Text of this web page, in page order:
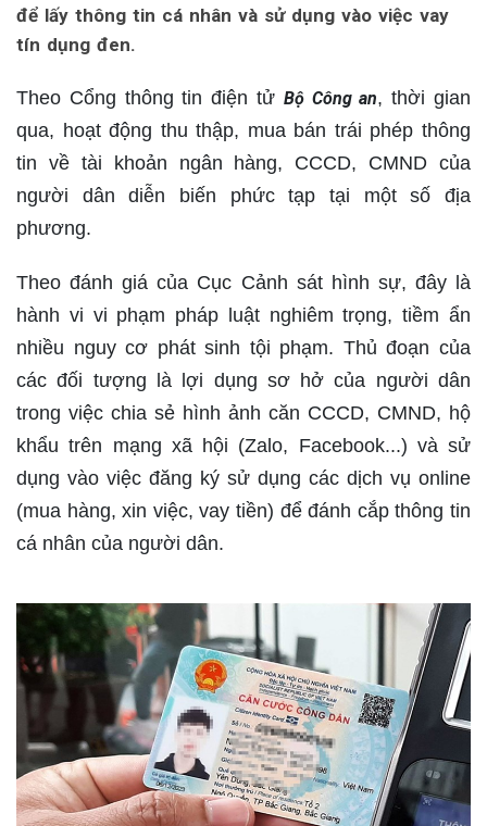
để lấy thông tin cá nhân và sử dụng vào việc vay
tín dụng đen.
Theo Cổng thông tin điện tử Bộ Công an, thời gian
qua, hoạt động thu thập, mua bán trái phép thông
tin về tài khoản ngân hàng, CCCD, CMND của
người dân diễn biến phức tạp tại một số địa
phương.
Theo đánh giá của Cục Cảnh sát hình sự, đây là
hành vi vi phạm pháp luật nghiêm trọng, tiềm ẩn
nhiều nguy cơ phát sinh tội phạm. Thủ đoạn của
các đối tượng là lợi dụng sơ hở của người dân
trong việc chia sẻ hình ảnh căn CCCD, CMND, hộ
khẩu trên mạng xã hội (Zalo, Facebook...) và sử
dụng vào việc đăng ký sử dụng các dịch vụ online
(mua hàng, xin việc, vay tiền) để đánh cắp thông tin
cá nhân của người dân.